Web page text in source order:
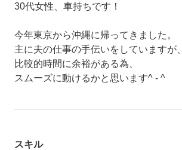
30代女性、車持ちです！
今年東京から沖縄に帰ってきました。
主に夫の仕事の手伝いをしていますが、
比較的時間に余裕がある為、
スムーズに動けるかと思います^ - ^
スキル